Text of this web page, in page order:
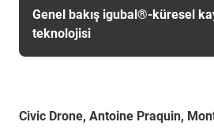
Genel bakış igubal®-küresel
teknolojisi
Civic Drone, Antoine Praquin,